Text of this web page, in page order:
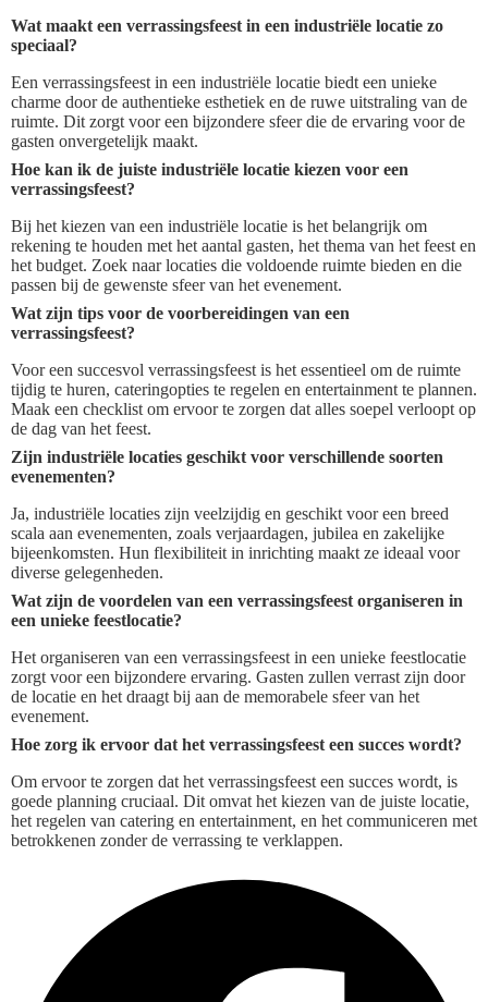
Wat maakt een verrassingsfeest in een industriële locatie zo
speciaal?
Een verrassingsfeest in een industriële locatie biedt een unieke
charme door de authentieke esthetiek en de ruwe uitstraling van de
ruimte. Dit zorgt voor een bijzondere sfeer die de ervaring voor de
gasten onvergetelijk maakt.
Hoe kan ik de juiste industriële locatie kiezen voor een
verrassingsfeest?
Bij het kiezen van een industriële locatie is het belangrijk om
rekening te houden met het aantal gasten, het thema van het feest en
het budget. Zoek naar locaties die voldoende ruimte bieden en die
passen bij de gewenste sfeer van het evenement.
Wat zijn tips voor de voorbereidingen van een
verrassingsfeest?
Voor een succesvol verrassingsfeest is het essentieel om de ruimte
tijdig te huren, cateringopties te regelen en entertainment te plannen.
Maak een checklist om ervoor te zorgen dat alles soepel verloopt op
de dag van het feest.
Zijn industriële locaties geschikt voor verschillende soorten
evenementen?
Ja, industriële locaties zijn veelzijdig en geschikt voor een breed
scala aan evenementen, zoals verjaardagen, jubilea en zakelijke
bijeenkomsten. Hun flexibiliteit in inrichting maakt ze ideaal voor
diverse gelegenheden.
Wat zijn de voordelen van een verrassingsfeest organiseren in
een unieke feestlocatie?
Het organiseren van een verrassingsfeest in een unieke feestlocatie
zorgt voor een bijzondere ervaring. Gasten zullen verrast zijn door
de locatie en het draagt bij aan de memorabele sfeer van het
evenement.
Hoe zorg ik ervoor dat het verrassingsfeest een succes wordt?
Om ervoor te zorgen dat het verrassingsfeest een succes wordt, is
goede planning cruciaal. Dit omvat het kiezen van de juiste locatie,
het regelen van catering en entertainment, en het communiceren met
betrokkenen zonder de verrassing te verklappen.